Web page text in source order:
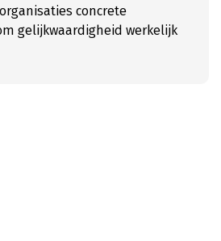
concrete
gelijkwaardigheid werkelijk